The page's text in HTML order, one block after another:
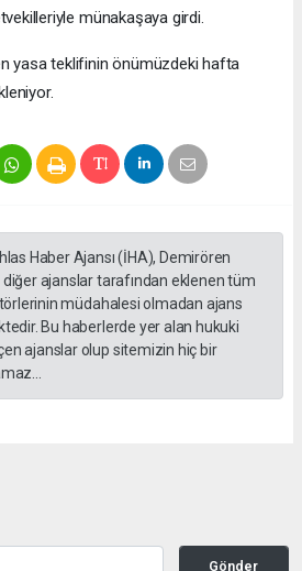
münakaşaya girdi.
yasa teklifinin önümüzdeki hafta
Haber Ajansı (İHA), Demirören
diğer ajanslar tarafından eklenen tüm
müdahalesi olmadan ajans
Bu haberlerde yer alan hukuki
ajanslar olup sitemizin hiç bir
Gönder